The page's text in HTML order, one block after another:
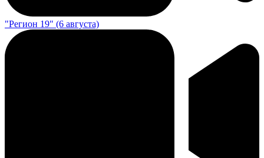
"Регион 19" (6 августа)